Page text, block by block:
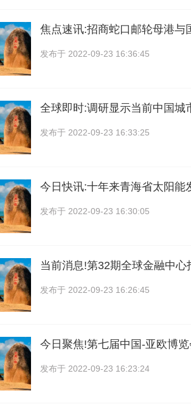
焦点速讯:招商蛇口邮轮母港与
发布于 2022-09-23 16:36:45
全球即时:调研显示当前中国城
发布于 2022-09-23 16:33:25
今日快讯:十年来青海省太阳能
发布于 2022-09-23 16:30:05
当前消息!第32期全球金融中心
发布于 2022-09-23 16:26:45
今日聚焦!第七届中国-亚欧博
发布于 2022-09-23 16:23:24